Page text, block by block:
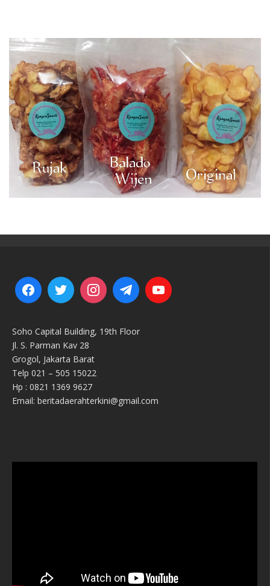
Soho Capital Building, 19th Floor
Jl. S. Parman Kav 28
Grogol, Jakarta Barat
Telp 021 – 505 15022
Hp : 0821 1369 9627
Email: beritadaerahterkini@gmail.com